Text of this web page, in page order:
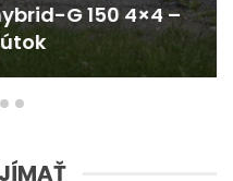
G 150 4×4 –